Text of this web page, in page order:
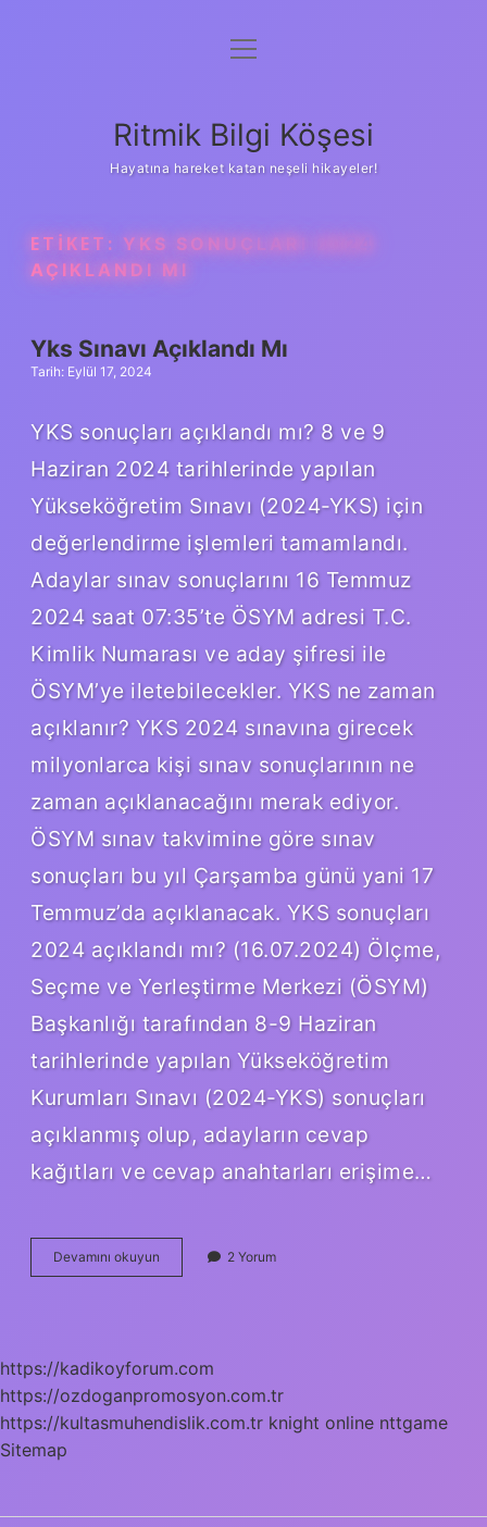
Anasayfa
Yasal Uyarı
menüyü
Ritmik Bilgi Köşesi
Hayatına hareket katan neşeli hikayeler!
ETIKET: YKS SONUÇLARI 2024
AÇIKLANDI MI
Yks Sınavı Açıklandı Mı
Tarih: Eylül 17, 2024
YKS sonuçları açıklandı mı? 8 ve 9
Haziran 2024 tarihlerinde yapılan
Yükseköğretim Sınavı (2024-YKS) için
değerlendirme işlemleri tamamlandı.
Adaylar sınav sonuçlarını 16 Temmuz
2024 saat 07:35’te ÖSYM adresi T.C.
Kimlik Numarası ve aday şifresi ile
ÖSYM’ye iletebilecekler. YKS ne zaman
açıklanır? YKS 2024 sınavına girecek
milyonlarca kişi sınav sonuçlarının ne
zaman açıklanacağını merak ediyor.
ÖSYM sınav takvimine göre sınav
sonuçları bu yıl Çarşamba günü yani 17
Temmuz’da açıklanacak. YKS sonuçları
2024 açıklandı mı? (16.07.2024) Ölçme,
Seçme ve Yerleştirme Merkezi (ÖSYM)
Başkanlığı tarafından 8-9 Haziran
tarihlerinde yapılan Yükseköğretim
Kurumları Sınavı (2024-YKS) sonuçları
açıklanmış olup, adayların cevap
kağıtları ve cevap anahtarları erişime…
Devamını okuyun
Sınavı
2 Yorum
https://kadikoyforum.com
https://ozdoganpromosyon.com.tr
https://kultasmuhendislik.com.tr knight online nttgame
Sitemap